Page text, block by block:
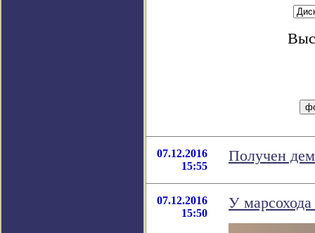
07.12.2016
15:55
Получен
07.12.2016
15:50
У